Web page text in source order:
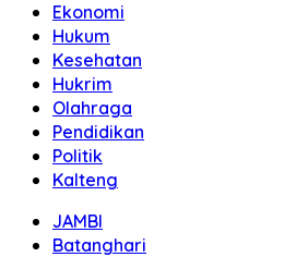
Ekonomi
Hukum
Kesehatan
Hukrim
Olahraga
Pendidikan
Politik
Kalteng
JAMBI
Batanghari